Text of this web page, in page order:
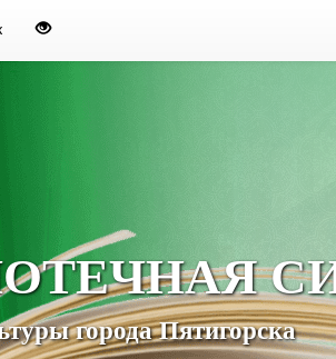
города Пятигорска